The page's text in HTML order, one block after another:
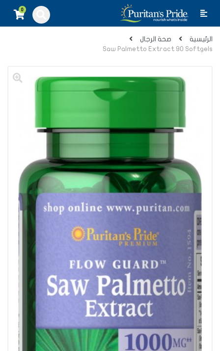
0
الرئيسية
صحة الرجال
Saw Palmetto Extract 90 Softgels